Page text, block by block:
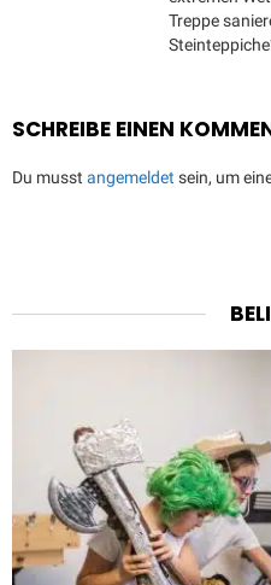
Treppe
SCHREIBE EINEN
Du musst angemeldet sein, um